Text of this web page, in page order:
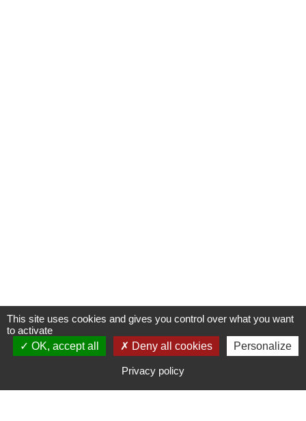
S'INSCRIRE À UNE FORMATION
This site uses cookies and gives you control over what you want
to activate
OK, accept all
Deny all cookies Personalize
Privacy policy